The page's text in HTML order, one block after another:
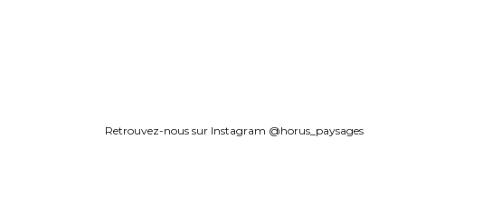
Retrouvez-nous sur Instagram @horus_paysages